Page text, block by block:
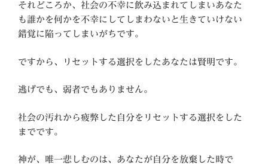
それどころか、社会の不幸に飲み込まれてしまいあなた
も誰かを何かを不幸にしてしまわないと生きていけない
錯覚に陥ってしまいがちです。
ですから、リセットする選択をしたあなたは賢明です。
逃げでも、弱者でもありません。
社会の汚れから疲弊した自分をリセットする選択をした
までです。
神が、唯一悲しむのは、あなたが自分を放棄した時で